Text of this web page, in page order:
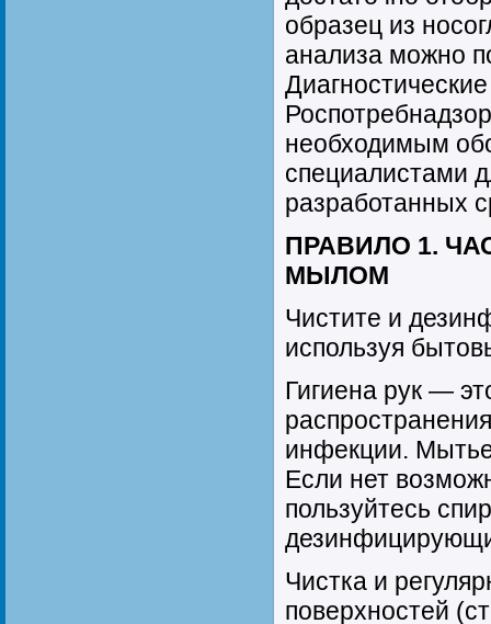
образец из
анализа можно
необходимым
специалистами
разработанных
ПРАВИЛО 1.
МЫЛОМ
Чистите и
используя
Гигиена рук —
инфекции.
Если нет
пользуйтесь
Чистка и
поверхностей